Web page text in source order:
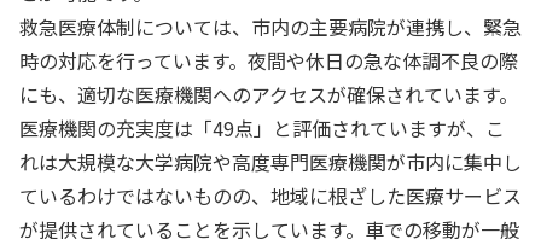
救急医療体制については、市内の主要病院が連携し、緊急
時の対応を行っています。夜間や休日の急な体調不良の際
にも、適切な医療機関へのアクセスが確保されています。
医療機関の充実度は「49点」と評価されていますが、こ
れは大規模な大学病院や高度専門医療機関が市内に集中し
ているわけではないものの、地域に根ざした医療サービス
が提供されていることを示しています。車での移動が一般